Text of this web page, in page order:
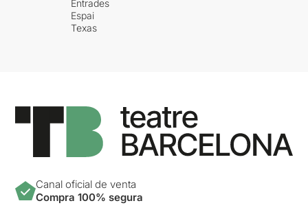
Entrades
Espai
Texas
Canal oficial de venta
Compra 100% segura